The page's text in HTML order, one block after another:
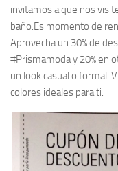
invitamos a que nos
baño.Es momento de
Aprovecha un 30% de
#Prismamoda y 20% en
un look casual o formal.
colores ideales para ti.